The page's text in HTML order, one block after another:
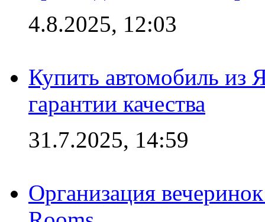
4.8.2025, 12:03
Купить автомобиль из
гарантии качества
31.7.2025, 14:59
Организация